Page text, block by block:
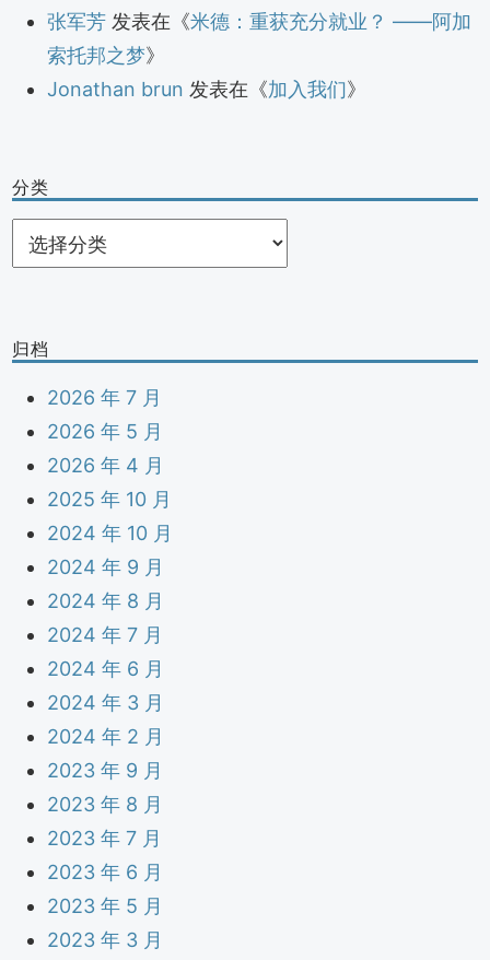
张军芳 发表在《米德：重获充分就业？ ——阿加
索托邦之梦》
Jonathan brun 发表在《加入我们》
分类
分
类
归档
2026 年 7 月
2026 年 5 月
2026 年 4 月
2025 年 10 月
2024 年 10 月
2024 年 9 月
2024 年 8 月
2024 年 7 月
2024 年 6 月
2024 年 3 月
2024 年 2 月
2023 年 9 月
2023 年 8 月
2023 年 7 月
2023 年 6 月
2023 年 5 月
2023 年 3 月